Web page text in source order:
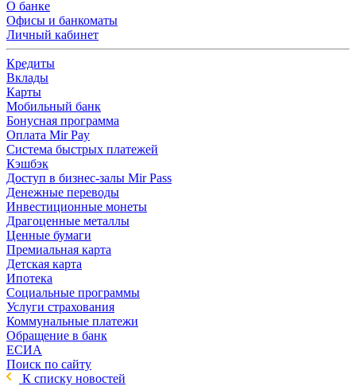
О банке
Офисы и банкоматы
Личный кабинет
Кредиты
Вклады
Карты
Мобильный банк
Бонусная программа
Оплата Mir Pay
Система быстрых платежей
Кэшбэк
Доступ в бизнес-залы Mir Pass
Денежные переводы
Инвестиционные монеты
Драгоценные металлы
Ценные бумаги
Премиальная карта
Детская карта
Ипотека
Социальные программы
Услуги страхования
Коммунальные платежи
Обращение в банк
ЕСИА
Поиск по сайту
К списку новостей